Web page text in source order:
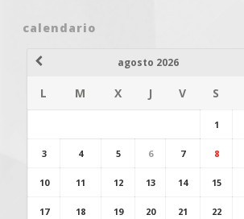
calendario
agosto 2026
L M X J V S
1
3 4 5 6 7 8
10 11 12 13 14 15
17 18 19 20 21 22